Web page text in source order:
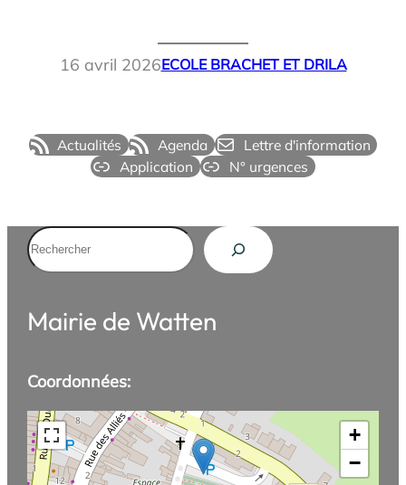
16 avril 2026ECOLE BRACHET ET DRILA
Actualités Agenda
Lettre d'information
Application
N° urgences
Rechercher
Mairie de Watten
Coordonnées:
+
−